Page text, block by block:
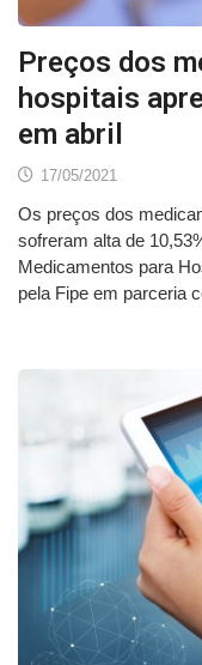
Preços dos
hospitais
em abril
17/05/2021
Os preços dos
sofreram alta de
Medicamentos para
pela Fipe em parceria